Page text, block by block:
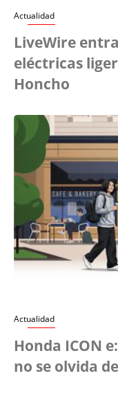
Actualidad
LiveWire
eléctricas
Honcho
Actualidad
Honda ICON
no se olvida